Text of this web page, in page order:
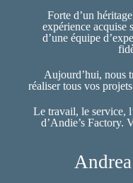
Forte d’un
expérience acquise
d’une équipe
Aujourd’hui, nous
réaliser tous vos
Le travail, le service,
d’Andie’s Factory.